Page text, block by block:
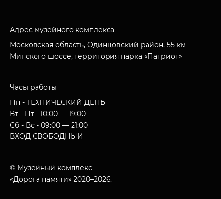
Адрес музейного комплекса
Московская область, Одинцовский район, 55 км
Минского шоссе, территория парка «Патриот»
Часы работы
Пн - ТЕХНИЧЕСКИЙ ДЕНЬ
Вт - Пт - 10:00 — 19:00
Сб - Вс - 09:00 — 21:00
ВХОД СВОБОДНЫЙ
© Музейный комплекс
«Дорога памяти» 2020–2026.